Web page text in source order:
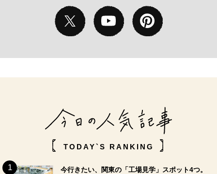
TODAY`S RANKING
今行きたい、関東の「工場見学」スポット4つ。